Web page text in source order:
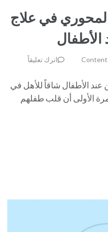
في علاج
الأطفال
Content اترك تعليقاً
عند الأطفال شاقاً للأهل في
الأولى أن قلب طفلهم